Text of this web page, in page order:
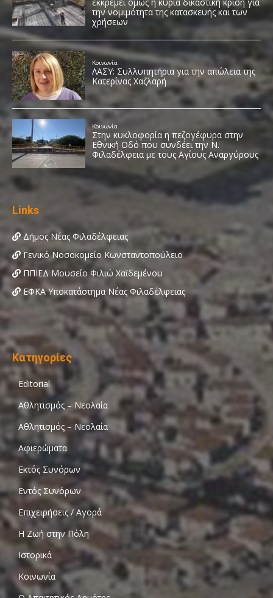
Links
Δήμος Νέας Φιλαδέλφειας
Γενικό Νοσοκομείο Κωνσταντοπούλειο
ΠΠΙΕΔ Μουσείο Φιλιώ Χαϊδεμένου
ΕΦΚΑ Υποκατάστημα Νέας Φιλαδέλφειας
Κατηγορίες
Editorial
Αθλητισμός – Νεολαία
Αθλητισμός – Νεολαία
Αφιερώματα
Εκτός Συνόρων
Εντός Συνόρων
Επιχειρήσεις / Αγορά
Η Ζωή στην Πόλη
Ιστορικά
Κοινωνία